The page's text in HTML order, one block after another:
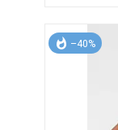
–40%